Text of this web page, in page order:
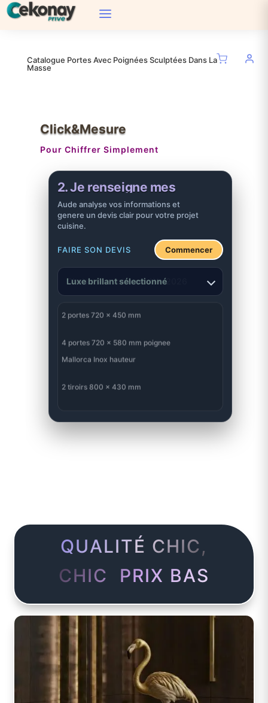
Catalogue Portes Avec Poignées Sculptées Dans La
Masse
Click&Mesure
Pour Chiffrer Simplement
3. J'obtiens mon devis
Aude analyse vos informations et
genere un devis clair pour votre projet
cuisine.
FAIRE SON DEVIS Commencer
Luxe brillant sélectionné
DEVIS PRET
2 portes 720 x 450 mm
Mallorca Inox hauteur
QUALITÉ CHIC,
CHIC PRIX BAS